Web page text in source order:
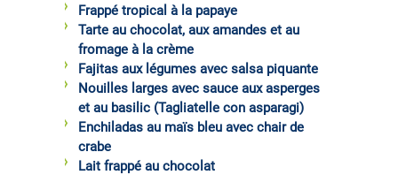
Frappé tropical à la papaye
Tarte au chocolat, aux amandes et au
fromage à la crème
Fajitas aux légumes avec salsa piquante
Nouilles larges avec sauce aux asperges
et au basilic (Tagliatelle con asparagi)
Enchiladas au maïs bleu avec chair de
crabe
Lait frappé au chocolat